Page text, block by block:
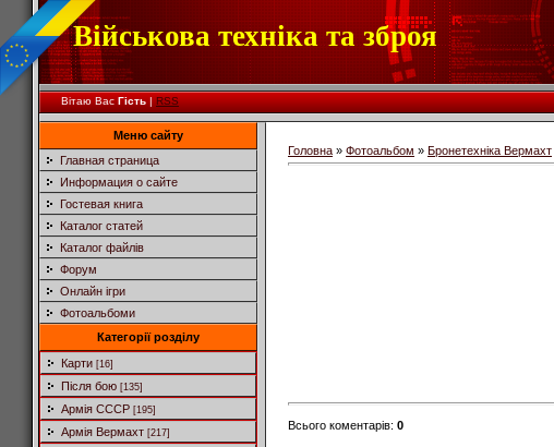
Військова техніка та зброя
Вітаю Вас Гість|RSS
Меню сайту
Главная страница
Информация о сайте
Гостевая книга
Каталог статей
Каталог файлів
Форум
Онлайн ігри
Фотоальбоми
Категорії розділу
Карти [16]
Після бою [135]
Армія СССР [195]
Армія Вермахт [217]
Головна » Фотоальбом » Бронетехніка Вермахт
Всього коментарів: 0